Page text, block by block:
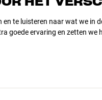
te luisteren naar wat we in
goede ervaring en zetten we